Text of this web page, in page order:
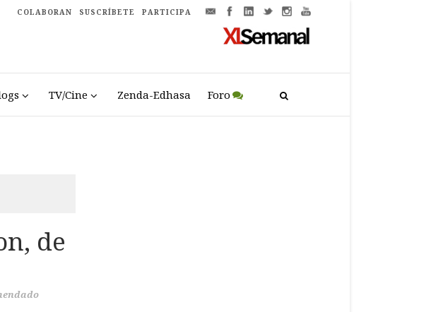
COLABORAN SUSCRÍBETE PARTICIPA
TV/Cine Zenda-Edhasa Foro
de